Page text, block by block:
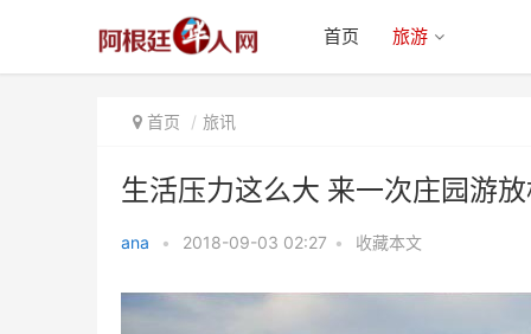
首页 旅游
首页 旅讯
生活压力这么大 来一次庄园游
ana • 2018-09-03 02:27 • 收藏本文